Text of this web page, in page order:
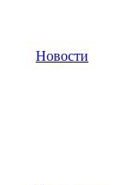
Новости